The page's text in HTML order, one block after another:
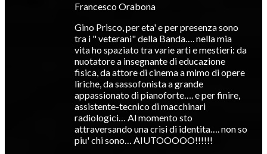
Francesco Orabona
Gino Prisco, per eta' e per presenza sono
tra i " veterani" della Banda…. nella mia
vita ho spaziato tra varie arti e mestieri: da
nuotatore a insegnante di educazione
fisica, da attore di cinema a mimo di opere
liriche, da sassofonista a grande
appassionato di pianoforte…. e per finire,
assistente-tecnico di macchinari
radiologici… Al momento sto
attraversando una crisi di identita…. non so
piu' chi sono… AIUTOOOOO!!!!!!